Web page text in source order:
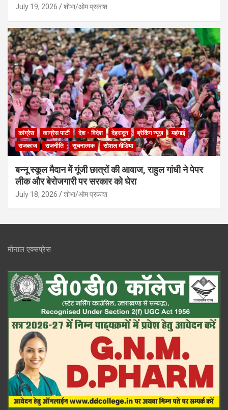
July 19, 2026 शोभा/ओम प्रकाश
कांग्रेस काग्रेस पार्टी देश - विदेश देहरादून ब्रेकिंग न्यूज़
महंगाई
राजकाज
राजनीति सूचनात्मक सोशल मीडिया
बन्नू स्कूल मैदान में गूंजी छात्रों की आवाज, राहुल गांधी ने पेपर
लीक और बेरोजगारी पर सरकार को घेरा
July 18, 2026 शोभा/ओम प्रकाश
मोनाल एक्सप्रेस